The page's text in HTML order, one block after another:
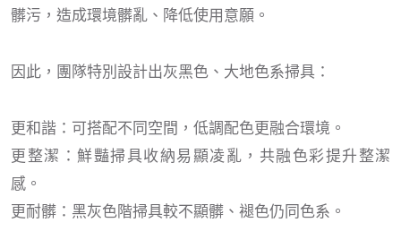
髒污，造成環境髒亂、降低使用意願。
因此，團隊特別設計出灰黑色、大地色系掃具：
更和諧：可搭配不同空間，低調配色更融合環境。
更整潔：鮮豔掃具收納易顯凌亂，共融色彩提升整潔
感。
更耐髒：黑灰色階掃具較不顯髒、褪色仍同色系。